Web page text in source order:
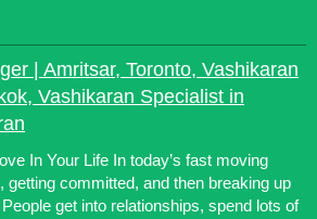
| Amritsar, Toronto, Vashikaran
Vashikaran Specialist in
In Your Life In today’s fast moving
getting committed, and then breaking up
get into relationships, spend lots of